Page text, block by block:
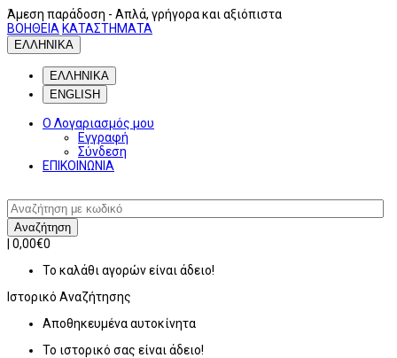
Άμεση παράδοση - Απλά, γρήγορα και αξιόπιστα
ΒΟΗΘΕΙΑ ΚΑΤΑΣΤΗΜΑΤΑ
ΕΛΛΗΝΙΚΑ
ΕΛΛΗΝΙΚΑ
ENGLISH
Ο Λογαριασμός μου
Εγγραφή
Σύνδεση
ΕΠΙΚΟΙΝΩΝΙΑ
Αναζήτηση
0,00€0
Το καλάθι αγορών είναι άδειο!
Ιστορικό Αναζήτησης
Αποθηκευμένα αυτοκίνητα
Το ιστορικό σας είναι άδειο!